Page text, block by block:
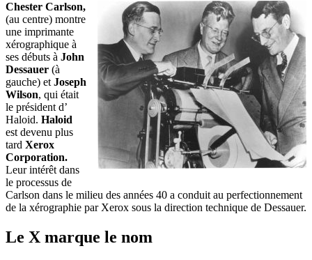
Chester Carlson,
(au centre) montre
une imprimante
xérographique à
ses débuts à John
Dessauer (à
gauche) et Joseph
Wilson, qui était
le président d’
Haloid. Haloid
est devenu plus
tard Xerox
Corporation.
Leur intérêt dans
le processus de
Carlson dans le milieu des années 40 a conduit au perfectionnement
de la xérographie par Xerox sous la direction technique de Dessauer.
Le X marque le nom